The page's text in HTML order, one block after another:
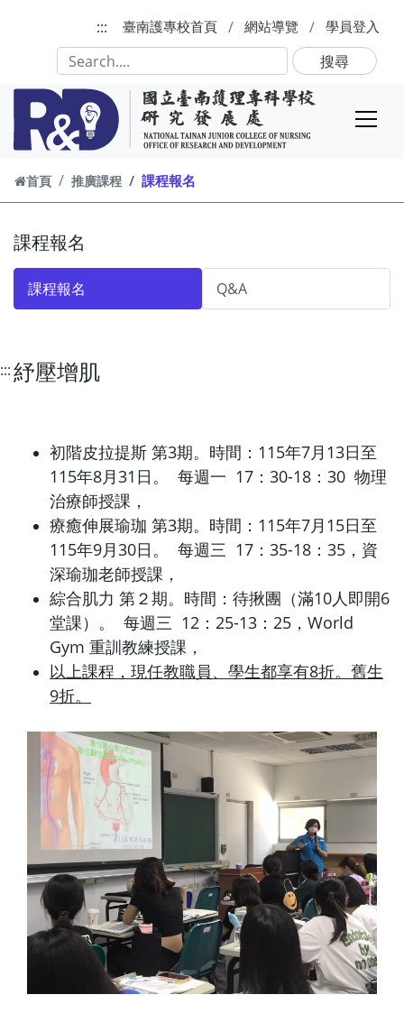
:::
臺南護專校首頁 網站導覽 學員登入
搜尋
首頁 推廣課程 課程報名
課程報名
課程報名 Q&A
:::紓壓增肌
初階皮拉提斯 第3期。時間：115年7月13日至
115年8月31日。 每週一 17：30-18：30 物理
治療師授課，
療癒伸展瑜珈 第3期。時間：115年7月15日至
115年9月30日。 每週三 17：35-18：35，資
深瑜珈老師授課，
綜合肌力 第２期。時間：待揪團（滿10人即開6
堂課）。 每週三 12：25-13：25，World
Gym 重訓教練授課，
以上課程，現任教職員、學生都享有8折。舊生
9折。